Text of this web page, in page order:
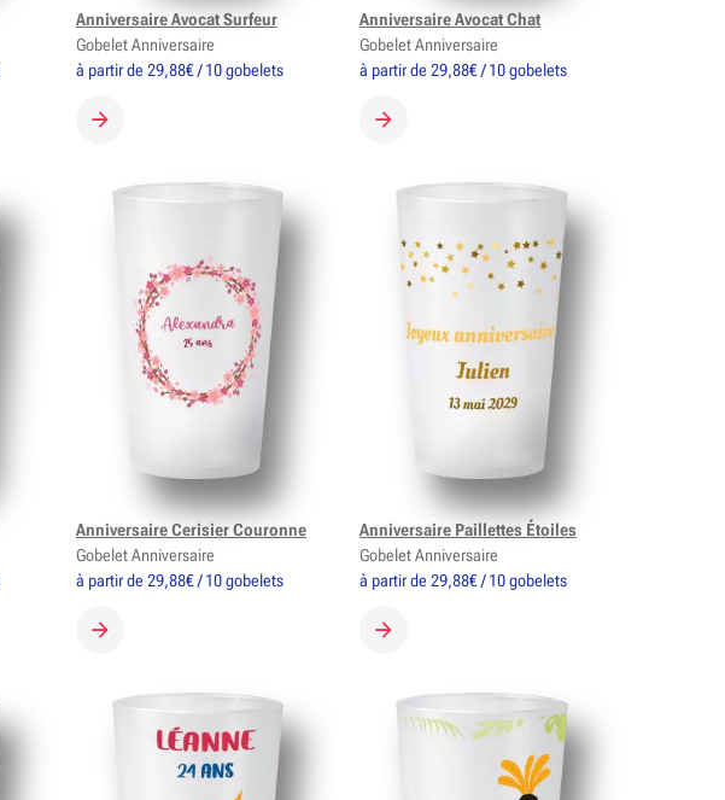
à partir de 29,88€ / 10 gobelets
CRÉER MON GOBELET
Anniversaire Avocat Surfeur
Gobelet Anniversaire
à partir de 29,88€ / 10 gobelets
CRÉER MON GOBELET
Anniversaire Avocat Chat
Gobelet Anniversaire
à partir de 29,88€ / 10 gobelets
CRÉER MON GOBELET
Anniversaire Cerisier Couronne
Gobelet Anniversaire
à partir de 29,88€ / 10 gobelets
CRÉER MON GOBELET
Anniversaire Paillettes Étoiles
Gobelet Anniversaire